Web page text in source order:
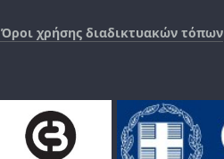
Όροι χρήσης διαδικτυακών τόπων